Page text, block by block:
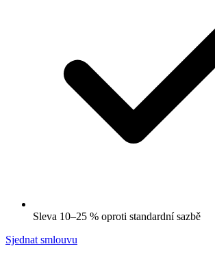
Sleva 10–25 % oproti standardní sazbě
Sjednat smlouvu